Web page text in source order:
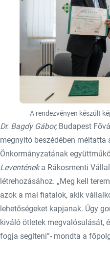
A rendezvényen készült
Dr. Bagdy Gábor, Budapest
megnyitó beszédében méltatta
Önkormányzatának
Leventéneka Rákosmenti
létrehozásához. „Meg kell
azok a mai fiatalok, akik
lehetőségeket kapjanak. Úgy
kiváló ötletek megvalósulását,
fogja segíteni”- mondta a